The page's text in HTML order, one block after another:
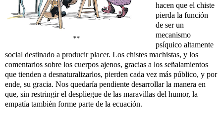
**
hacen que el chiste
pierda la función
de ser un
mecanismo
psíquico altamente
social destinado a producir placer. Los chistes machistas, y los
comentarios sobre los cuerpos ajenos, gracias a los señalamientos
que tienden a desnaturalizarlos, pierden cada vez más público, y por
ende, su gracia. Nos quedaría pendiente desarrollar la manera en
que, sin restringir el despliegue de las maravillas del humor, la
empatía también forme parte de la ecuación.